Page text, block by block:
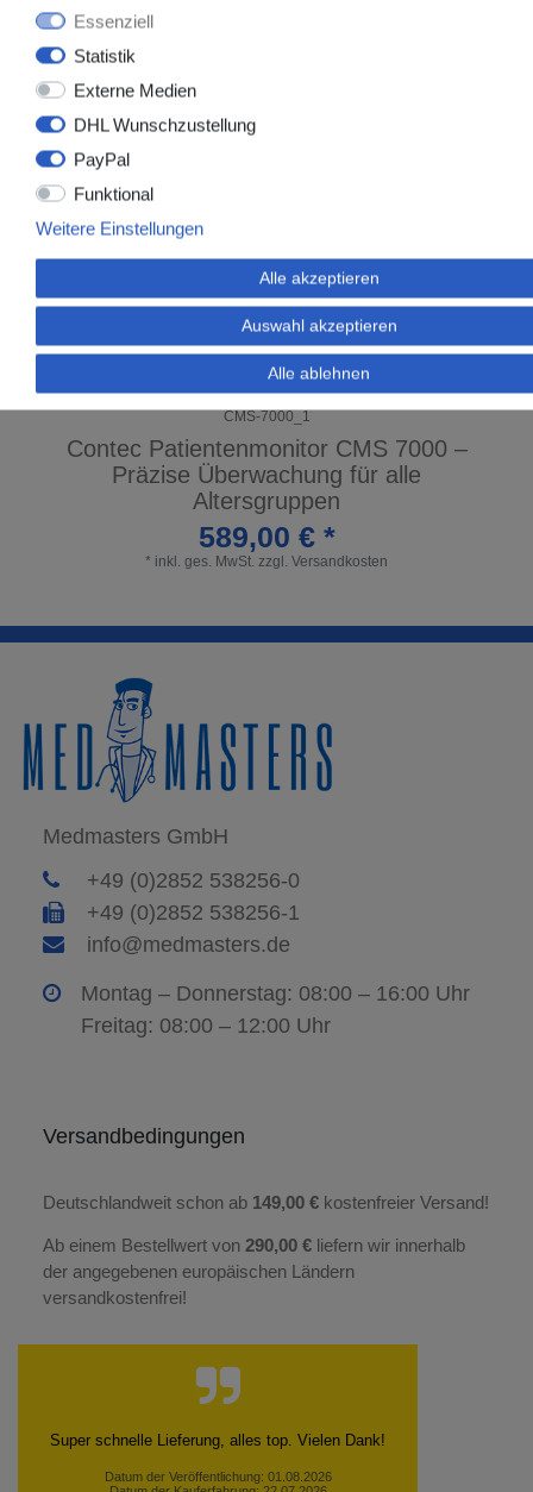
CMS-7000_1
Contec Patientenmonitor CMS 7000 –
Präzise Überwachung für alle
Altersgruppen
589,00 € *
* inkl. ges. MwSt. zzgl. Versandkosten
Medmasters GmbH
+49 (0)2852 538256-0
+49 (0)2852 538256-1
info@medmasters.de
Montag – Donnerstag: 08:00 – 16:00 Uhr
Freitag: 08:00 – 12:00 Uhr
Versandbedingungen
Deutschlandweit schon ab 149,00 € kostenfreier Versand!
Ab einem Bestellwert von 290,00 € liefern wir innerhalb
der angegebenen europäischen Ländern
versandkostenfrei!
Super schnelle Lieferung, alles top. Vielen Dank!
Datum der Veröffentlichung: 01.08.2026
Essenziell
Statistik
Externe Medien
DHL Wunschzustellung
PayPal
Funktional
Weitere Einstellungen
Alle akzeptieren
Auswahl akzeptieren
Alle ablehnen